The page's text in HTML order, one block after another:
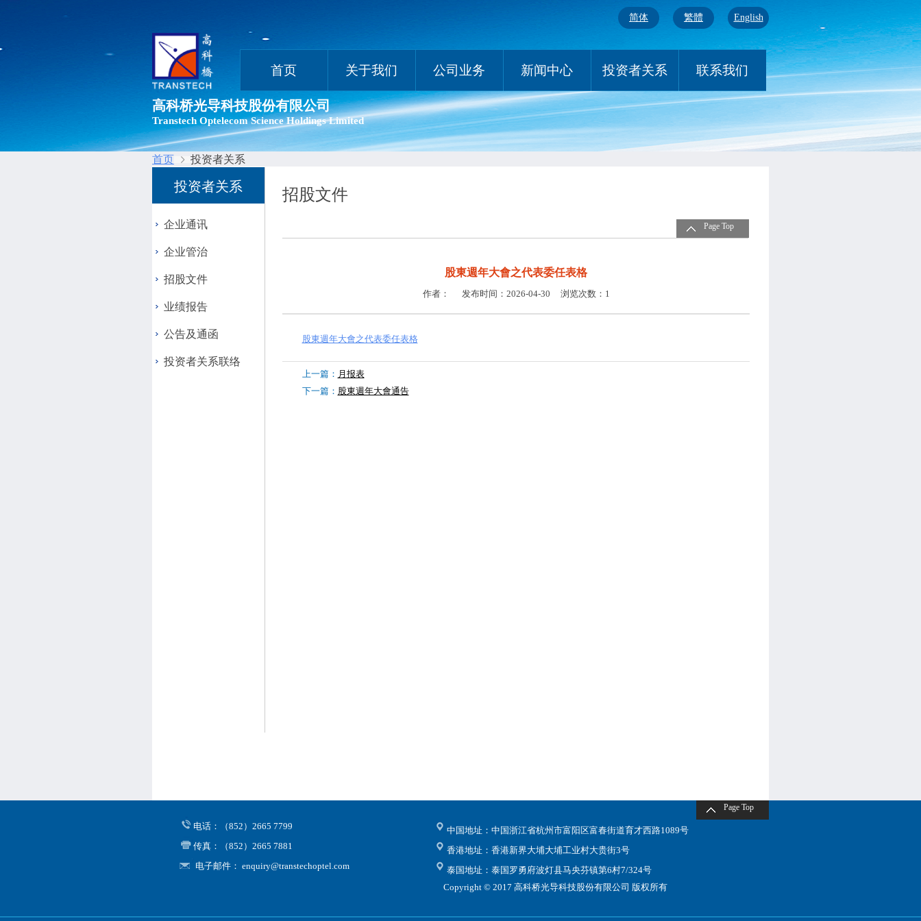
简体 繁體 English
首页 关于我们 公司业务 新闻中心 投资者关系 联系我们
高科桥光导科技股份有限公司
Transtech Optelecom Science Holdings Limited
首页 投资者关系
招股文件
Page Top
股東週年大會之代表委任表格
作者： 发布时间：2026-04-30 浏览次数：1
股東週年大會之代表委任表格
上一篇： 月报表
下一篇： 股東週年大會通告
投资者关系
企业通讯
企业管治
招股文件
业绩报告
公告及通函
投资者关系联络
Page Top
电话：（852）2665 7799
传真：（852）2665 7881
电子邮件： enquiry@transtechoptel.com
中国地址：中国浙江省杭州市富阳区富春街道育才西路1089号
香港地址：香港新界大埔大埔工业村大贵街3号
泰国地址：泰国罗勇府波灯县马央芬镇第6村7/324号
Copyright © 2017 高科桥光导科技股份有限公司 版权所有